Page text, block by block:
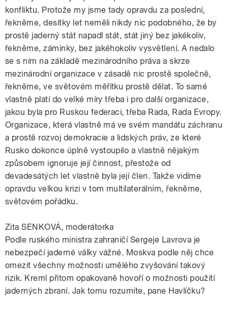
konfliktu. Protože my jsme tady opravdu za poslední,
řekněme, desítky let neměli nikdy nic podobného, že by
prostě jaderný stát napadl stát, stát jiný bez jakékoliv,
řekněme, záminky, bez jakéhokoliv vysvětlení. A nedalo
se s ním na základě mezinárodního práva a skrze
mezinárodní organizace v zásadě nic prostě společně,
řekněme, ve světovém měřítku prostě dělat. To samé
vlastně platí do velké míry třeba i pro další organizace,
jakou byla pro Ruskou federaci, třeba Rada, Rada Evropy.
Organizace, která vlastně má ve svém mandátu záchranu
a prostě rozvoj demokracie a lidských práv, ze které
Rusko dokonce úplně vystoupilo a vlastně nějakým
způsobem ignoruje její činnost, přestože od
devadesátých let vlastně byla její člen. Takže vidíme
opravdu velkou krizi v tom multilaterálním, řekněme,
světovém pořádku.
Zita SENKOVÁ, moderátorka
Podle ruského ministra zahraničí Sergeje Lavrova je
nebezpečí jaderné války vážné. Moskva podle něj chce
omezit všechny možnosti umělého zvyšování takový
rizik. Kreml přitom opakovaně hovoří o možnosti použití
jaderných zbraní. Jak tomu rozumíte, pane Havlíčku?